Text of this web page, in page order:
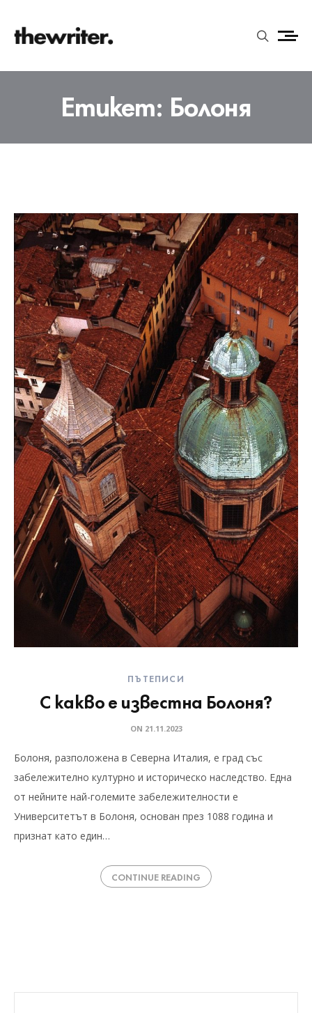
Етикет: Болоня
ПЪТЕПИСИ
С какво е известна Болоня?
ON 21.11.2023
Болоня, разположена в Северна Италия, е град със
забележително културно и историческо наследство. Една
от нейните най-големите забележителности е
Университетът в Болоня, основан през 1088 година и
признат като един…
CONTINUE READING